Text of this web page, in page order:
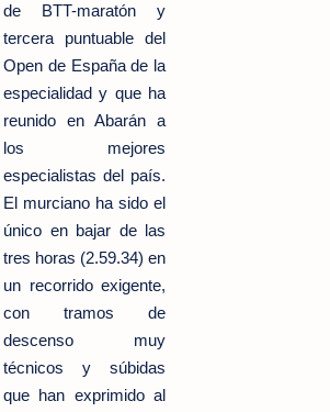
de BTT-maratón y
tercera puntuable del
Open de España de la
especialidad y que ha
reunido en Abarán a
los mejores
especialistas del país.
El murciano ha sido el
único en bajar de las
tres horas (2.59.34) en
un recorrido exigente,
con tramos de
descenso muy
técnicos y súbidas
que han exprimido al